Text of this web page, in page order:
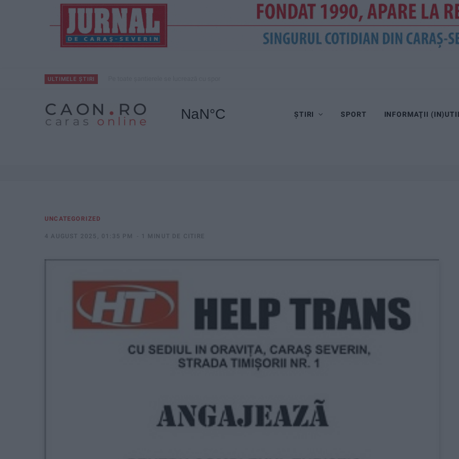
ULTIMELE ȘTIRI
ȘTIRI SPORT INFORMAŢII
UNCATEGORIZED
4 AUGUST 2025, 01:35 PM 1 MINUT DE CITIRE